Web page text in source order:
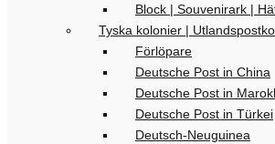
Block | Souvenirark |
Tyska kolonier |
Förlöpare
Deutsche Post in China
Deutsche Post in
Deutsche Post in Türkei
Deutsch-Neuguinea